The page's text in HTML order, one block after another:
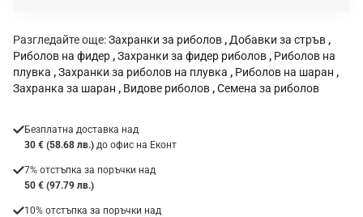
Разгледайте още:Захранки за риболов , Добавки за стръв ,
Риболов на фидер ,Захранки за фидер риболов , Риболов на
плувка ,Захранки за риболов на плувка , Риболов на шаран ,
Захранка за шаран , Видове риболов ,Семена за риболов
Безплатна доставка над
30 € (58.68 лв.) до офис на Еконт
7% отстъпка за поръчки над
50 € (97.79 лв.)
10% отстъпка за поръчки над